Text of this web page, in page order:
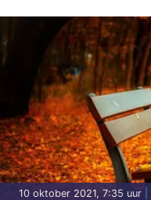
10 oktober 2021, 7:35 uur